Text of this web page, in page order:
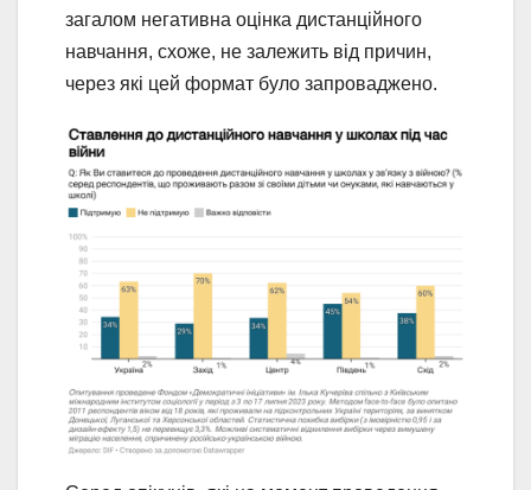
загалом негативна оцінка дистанційного
навчання, схоже, не залежить від причин,
через які цей формат було запроваджено.